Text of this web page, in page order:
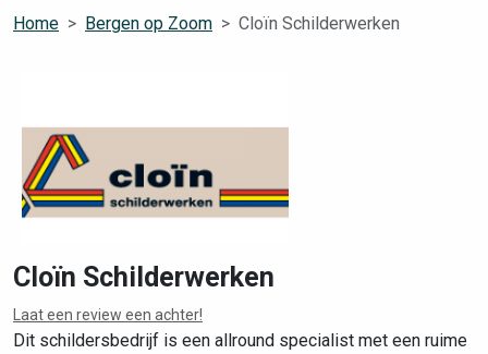
Home Bergen op Zoom Cloïn Schilderwerken
Cloïn Schilderwerken
Laat een review een achter!
Dit schildersbedrijf is een allround specialist met een ruime